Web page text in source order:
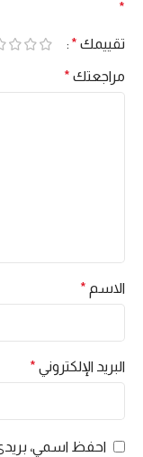
*
تقييمك *
مراجعتك *
الاسم *
البريد الإلكتروني *
احفظ اسمي، بريدي